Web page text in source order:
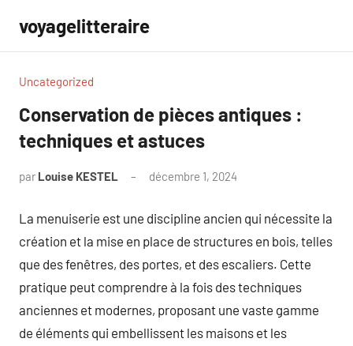
contenu
voyagelitteraire
Uncategorized
Conservation de pièces antiques :
techniques et astuces
par Louise KESTEL décembre 1, 2024
La menuiserie est une discipline ancien qui nécessite la
création et la mise en place de structures en bois, telles
que des fenêtres, des portes, et des escaliers. Cette
pratique peut comprendre à la fois des techniques
anciennes et modernes, proposant une vaste gamme
de éléments qui embellissent les maisons et les